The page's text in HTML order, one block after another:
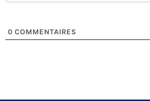
0 COMMENTAIRES